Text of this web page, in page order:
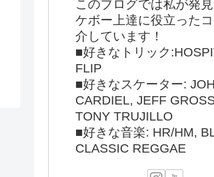
このブログでは私が発
ケボー上達に役立った
介しています！
■好きなトリック
FLIP
■好きなスケーター:
CARDIEL, JEFF
TONY TRUJILLO
■好きな音楽: HR/HM,
CLASSIC REGGAE